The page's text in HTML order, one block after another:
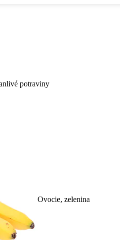
potraviny
Ovocie, zelenina